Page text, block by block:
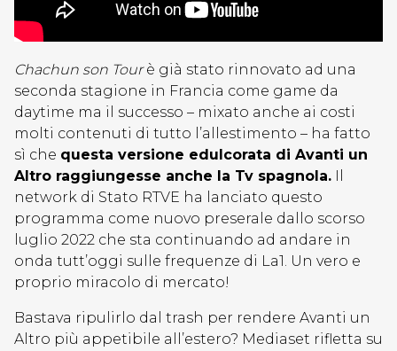
Chachun son Tourè già stato rinnovato ad una
seconda stagione in Francia come game da
daytime ma il successo – mixato anche ai costi
molti contenuti di tutto l’allestimento – ha fatto
sì che questa versione edulcorata di Avanti un
Altro raggiungesse anche la Tv spagnola. Il
network di Stato RTVE ha lanciato questo
programma come nuovo preserale dallo scorso
luglio 2022 che sta continuando ad andare in
onda tutt’oggi sulle frequenze di La1. Un vero e
proprio miracolo di mercato!
Bastava ripulirlo dal trash per rendere Avanti un
Altro più appetibile all’estero? Mediaset rifletta su